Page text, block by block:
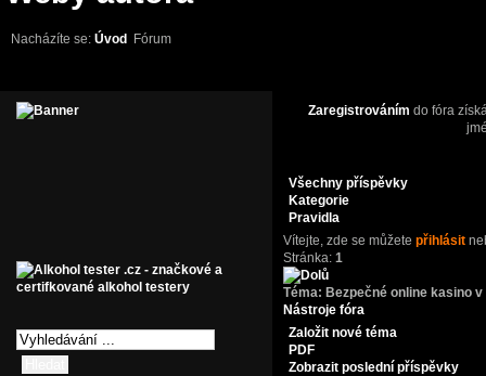
Nacházíte se: Úvod Fórum
Zaregistrováním do fóra
Všechny příspěvky
Kategorie
Pravidla
Vítejte,zde se můžetepřihlásit
Stránka:1
Téma: Bezpečné online kasino
Nástroje fóra
Založit nové téma
PDF
Zobrazit poslední příspěvky